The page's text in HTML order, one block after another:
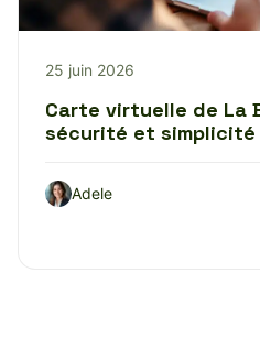
25 juin 2026
Carte virtuelle de La
sécurité et simplicité
Adele